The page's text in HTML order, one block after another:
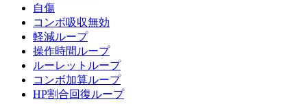
自傷
コンボ吸収無効
軽減ループ
操作時間ループ
ルーレットループ
コンボ加算ループ
HP割合回復ループ